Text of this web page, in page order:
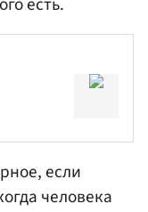
если
человека